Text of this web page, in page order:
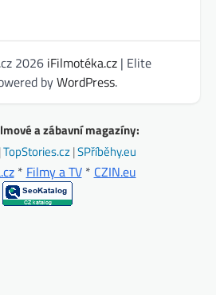
2026 iFilmotéka.cz | Elite
byWordPress.
a zábavní magazíny:
|TopStories.cz|SPříběhy.eu
* Filmy a TV* CZIN.eu